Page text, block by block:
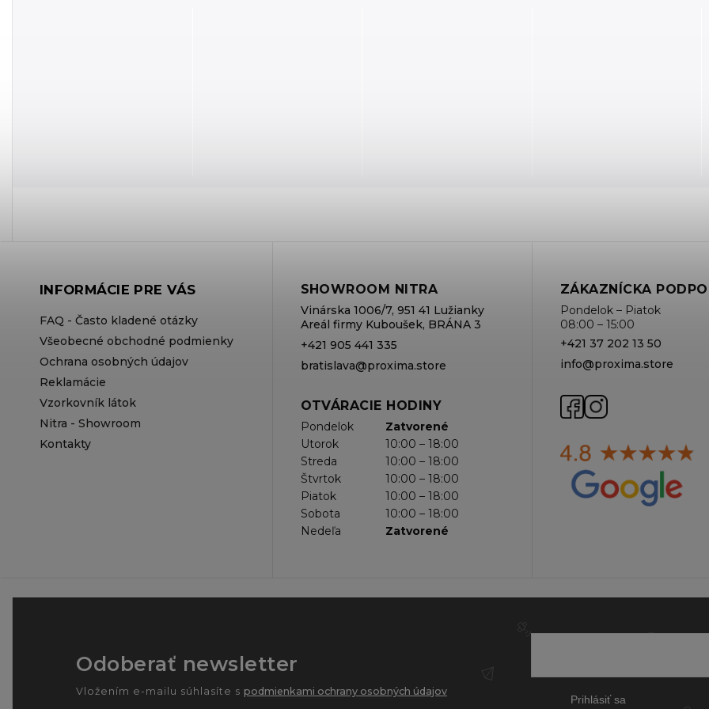
INFORMÁCIE PRE VÁS
FAQ - Často kladené otázky
Všeobecné obchodné podmienky
Ochrana osobných údajov
Reklamácie
Vzorkovník látok
Nitra - Showroom
Kontakty
SHOWROOM NITRA
Vinárska 1006/7, 951 41 Lužianky
Areál firmy Kuboušek, BRÁNA 3
+421 905 441 335
bratislava@proxima.store
OTVÁRACIE HODINY
Pondelok
Zatvorené
Utorok
10:00 – 18:00
Streda
10:00 – 18:00
Štvrtok
10:00 – 18:00
Piatok
10:00 – 18:00
Sobota
10:00 – 18:00
Nedeľa
Zatvorené
ZÁKAZNÍCKA
Pondelok – Piatok
08:00 – 15:00
+421 37 202 13 50
info@proxima.store
Odoberať newsletter
Vložením e-mailu súhlasíte s podmienkami ochrany osobných údajov
Prihlásiť sa